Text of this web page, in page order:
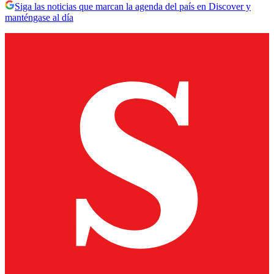
Siga las noticias que marcan la agenda del país en Discover y
manténgase al día